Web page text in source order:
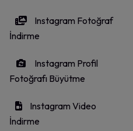
Instagram Fotoğraf
İndirme
Instagram Profil
Fotoğrafı Büyütme
Instagram Video
İndirme